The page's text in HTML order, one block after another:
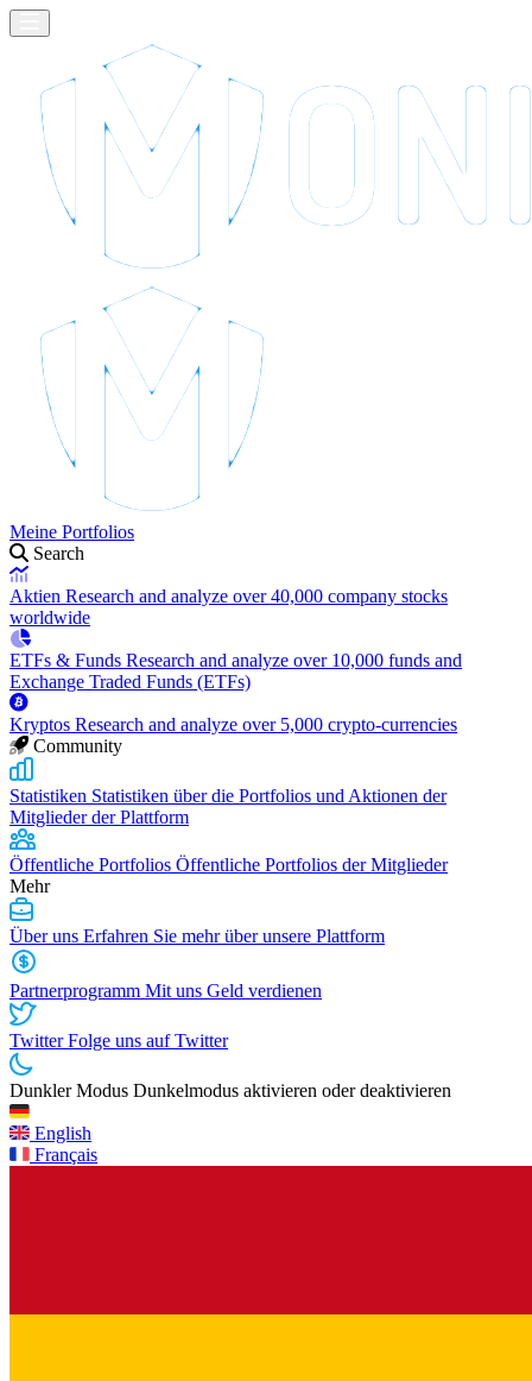
Meine Portfolios
Search
Aktien Research and analyze over 40,000 company stocks
worldwide
ETFs & Funds Research and analyze over 10,000 funds and
Exchange Traded Funds (ETFs)
Kryptos Research and analyze over 5,000 crypto-currencies
Community
Statistiken Statistiken über die Portfolios und Aktionen der
Mitglieder der Plattform
Öffentliche Portfolios Öffentliche Portfolios der Mitglieder
Mehr
Über uns Erfahren Sie mehr über unsere Plattform
Partnerprogramm Mit uns Geld verdienen
TwitterFolge uns auf Twitter
Dunkler Modus Dunkelmodus aktivieren oder deaktivieren
English
Français